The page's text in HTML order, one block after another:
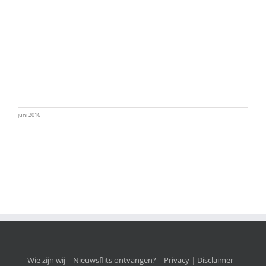
juni 2016
Wie zijn wij | Nieuwsflits ontvangen? | Privacy| Disclaimer|